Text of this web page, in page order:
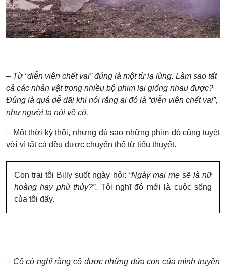
– Từ “diễn viên chết vai” đúng là một từ lạ lùng. Làm sao tất
cả các nhân vật trong nhiều bộ phim lại giống nhau được?
Đúng là quá dễ dãi khi nói rằng ai đó là “diễn viên chết vai”,
như người ta nói về cô.
– Một thời kỳ thôi, nhưng dù sao những phim đó cũng tuyệt
vời vì tất cả đều được chuyển thể từ tiểu thuyết.
Con trai tôi Billy suốt ngày hỏi: “Ngày mai mẹ sẽ là nữ
hoàng hay phù thủy?”. Tôi nghĩ đó mới là cuộc sống
của tôi đấy.
– Cô có nghĩ rằng cô được những đứa con của mình truyền